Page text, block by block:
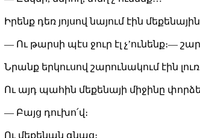
Իրենք դեռ յոյսով նայում էին մեքենային
— Ու թարսի պէս ջուր էլ չʼունենք։—
Նրանք երկուսով շարունակում էին
Ու այդ պահին մեքենայի միջինը
— Բայց դուխո՛վ։
Ու մեքենան գնաց։